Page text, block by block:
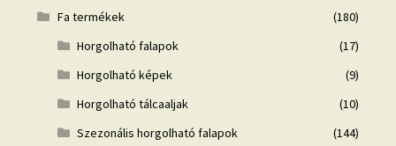
Fa termékek
(180)
Horgolható falapok
(17)
Horgolható képek
(9)
Horgolható tálcaaljak
(10)
Szezonális horgolható falapok
(144)